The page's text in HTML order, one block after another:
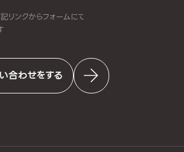
リンクからフォームにて
合わせをする